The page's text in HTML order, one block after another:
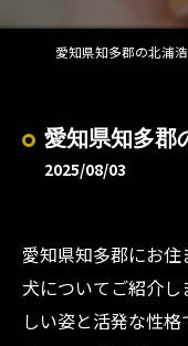
愛知県知多郡
2025/08/03
愛知県知多郡にお
犬についてご紹介し
しい姿と活発な性